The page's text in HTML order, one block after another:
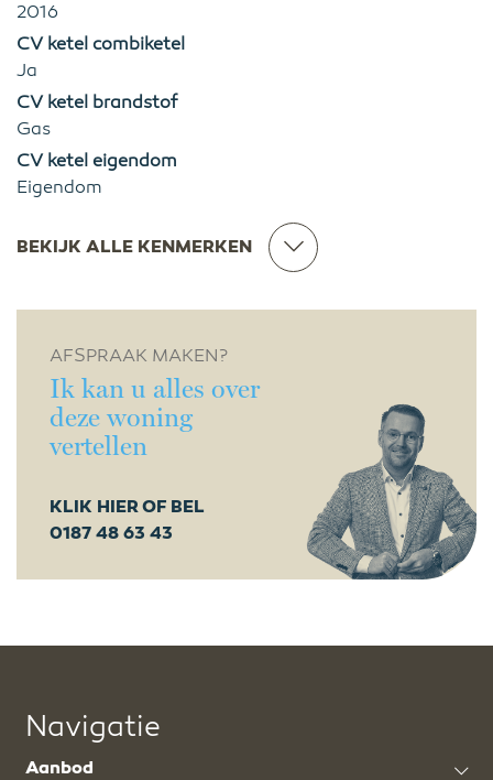
2016
CV ketel combiketel
Ja
CV ketel brandstof
Gas
CV ketel eigendom
Eigendom
BEKIJK ALLE KENMERKEN
AFSPRAAK MAKEN?
Ik kan u alles over
deze woning
vertellen
KLIK HIER OF BEL
0187 48 63 43
Navigatie
Aanbod